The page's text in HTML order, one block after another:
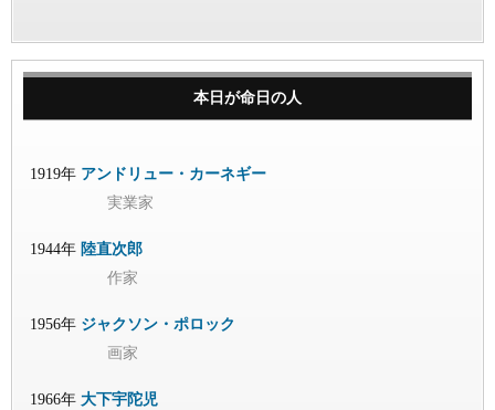
本日が命日の人
1919年 アンドリュー・カーネギー
実業家
1944年 陸直次郎
作家
1956年 ジャクソン・ポロック
画家
1966年 大下宇陀児